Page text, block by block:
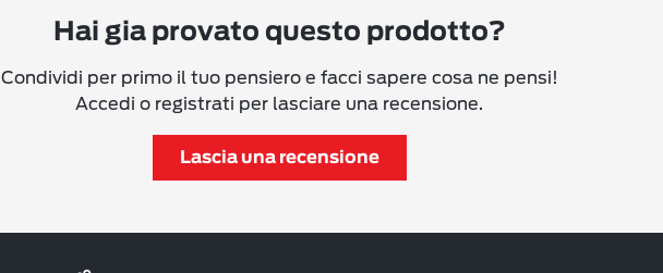
Hai gia provato questo prodotto?
Condividi per primo il tuo pensiero e facci sapere cosa ne pensi!
Accedi o registrati per lasciare una recensione.
Lascia una recensione